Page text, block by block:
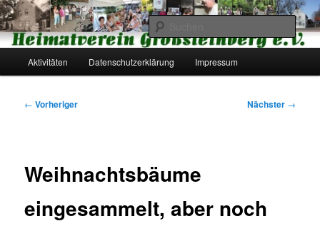
Zum
primären
Inhalt
springenHeimatverein Großsteinberg e.V.
Aktivitäten Datenschutzerklärung Impressum
Beitragsnavigation
← Vorheriger Nächster →
Weihnachtsbäume
eingesammelt, aber noch